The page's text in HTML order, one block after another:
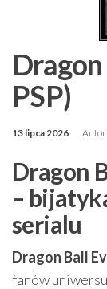
PSP)
13 lipca 2026 Autor
Dragon
–
serialu
Dragon Ball
fanów